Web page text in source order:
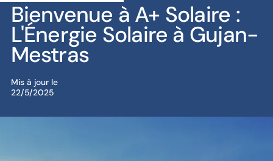
Bienvenue à A+ Solaire :
L'Énergie Solaire à Gujan-
Mestras
Mis à jour le
22/5/2025